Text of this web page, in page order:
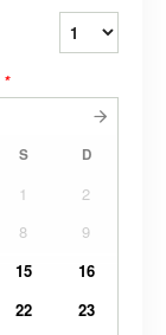
*
S D
1
2
8
9
15
16
22
23